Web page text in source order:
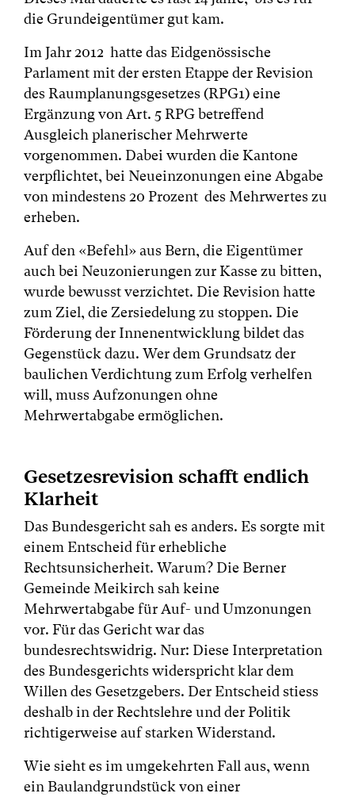
die Grundeigentümer gut kam.
Im Jahr 2012 hatte das Eidgenössische
Parlament mit der ersten Etappe der Revision
des Raumplanungsgesetzes (RPG1) eine
Ergänzung von Art. 5 RPG betreffend
Ausgleich planerischer Mehrwerte
vorgenommen. Dabei wurden die Kantone
verpflichtet, bei Neueinzonungen eine Abgabe
von mindestens 20 Prozent des Mehrwertes zu
erheben.
Auf den «Befehl» aus Bern, die Eigentümer
auch bei Neuzonierungen zur Kasse zu bitten,
wurde bewusst verzichtet. Die Revision hatte
zum Ziel, die Zersiedelung zu stoppen. Die
Förderung der Innenentwicklung bildet das
Gegenstück dazu. Wer dem Grundsatz der
baulichen Verdichtung zum Erfolg verhelfen
will, muss Aufzonungen ohne
Mehrwertabgabe ermöglichen.
Gesetzesrevision schafft endlich
Klarheit
Das Bundesgericht sah es anders. Es sorgte mit
einem Entscheid für erhebliche
Rechtsunsicherheit. Warum? Die Berner
Gemeinde Meikirch sah keine
Mehrwertabgabe für Auf- und Umzonungen
vor. Für das Gericht war das
bundesrechtswidrig. Nur: Diese Interpretation
des Bundesgerichts widerspricht klar dem
Willen des Gesetzgebers. Der Entscheid stiess
deshalb in der Rechtslehre und der Politik
richtigerweise auf starken Widerstand.
Wie sieht es im umgekehrten Fall aus, wenn
ein Baulandgrundstück von einer